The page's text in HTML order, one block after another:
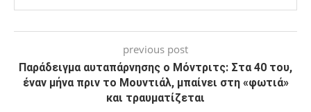
previous post
Παράδειγμα αυταπάρνησης ο Μόντριτς: Στα 40 του,
έναν μήνα πριν το Μουντιάλ, μπαίνει στη «φωτιά»
και τραυματίζεται